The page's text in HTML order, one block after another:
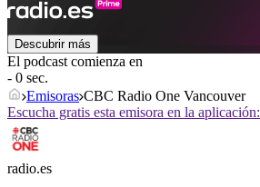
Descubrir más
El podcast comienza en
- 0 sec.
Emisoras CBC Radio One Vancouver
Escucha gratis esta emisora en la aplicación:
radio.es